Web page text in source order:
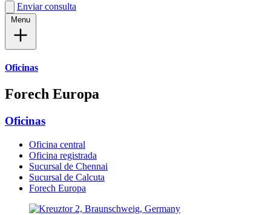
Enviar consulta
Oficinas
Forech Europa
Oficinas
Oficina central
Oficina registrada
Sucursal de Chennai
Sucursal de Calcuta
Forech Europa